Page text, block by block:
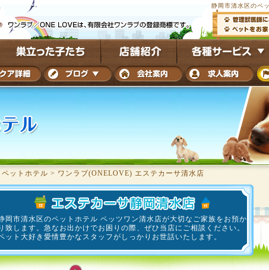
静岡市清水区のペ
ペットホテル > ワンラブ(ONELOVE) エステカーサ清水店
岡市清水区のペットホテル ペッツワン清水店が大切なご家族をお預か
致します。急なお出かけでお困りの際、ぜひ当店にご相談ください。
ット大好き愛情豊かなスタッフがしっかりお世話いたします。